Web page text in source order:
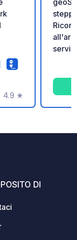
4.9
Valutazione
★
steppa
DI